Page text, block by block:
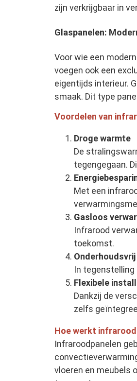
zijn verkrijgbaar in
Glaspanelen:
Voor wie een
voegen ook een
eigentijds interieur.
smaak. Dit type
Voordelen van
Droge warmte
De
tegengegaan.
Met een
Gasloos
Infrarood
toekomst.
Onderhoudsvrij
In tegenstelling
Flexibele
Dankzij de
zelfs
Hoe werkt
Infraroodpanelen
vloeren en meubels